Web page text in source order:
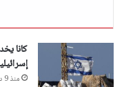
منذ 9 دقائق